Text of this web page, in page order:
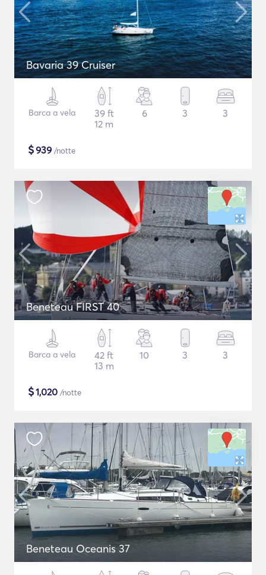
Bavaria 39 Cruiser
Barca a vela
39 ft
12 m
6 3 3
$939 /notte
Beneteau FIRST 40
Barca a vela
42 ft
13 m
10 3 3
$1,020 /notte
Beneteau Oceanis 37